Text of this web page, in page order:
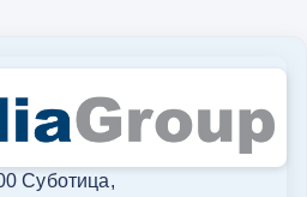
Суботица,